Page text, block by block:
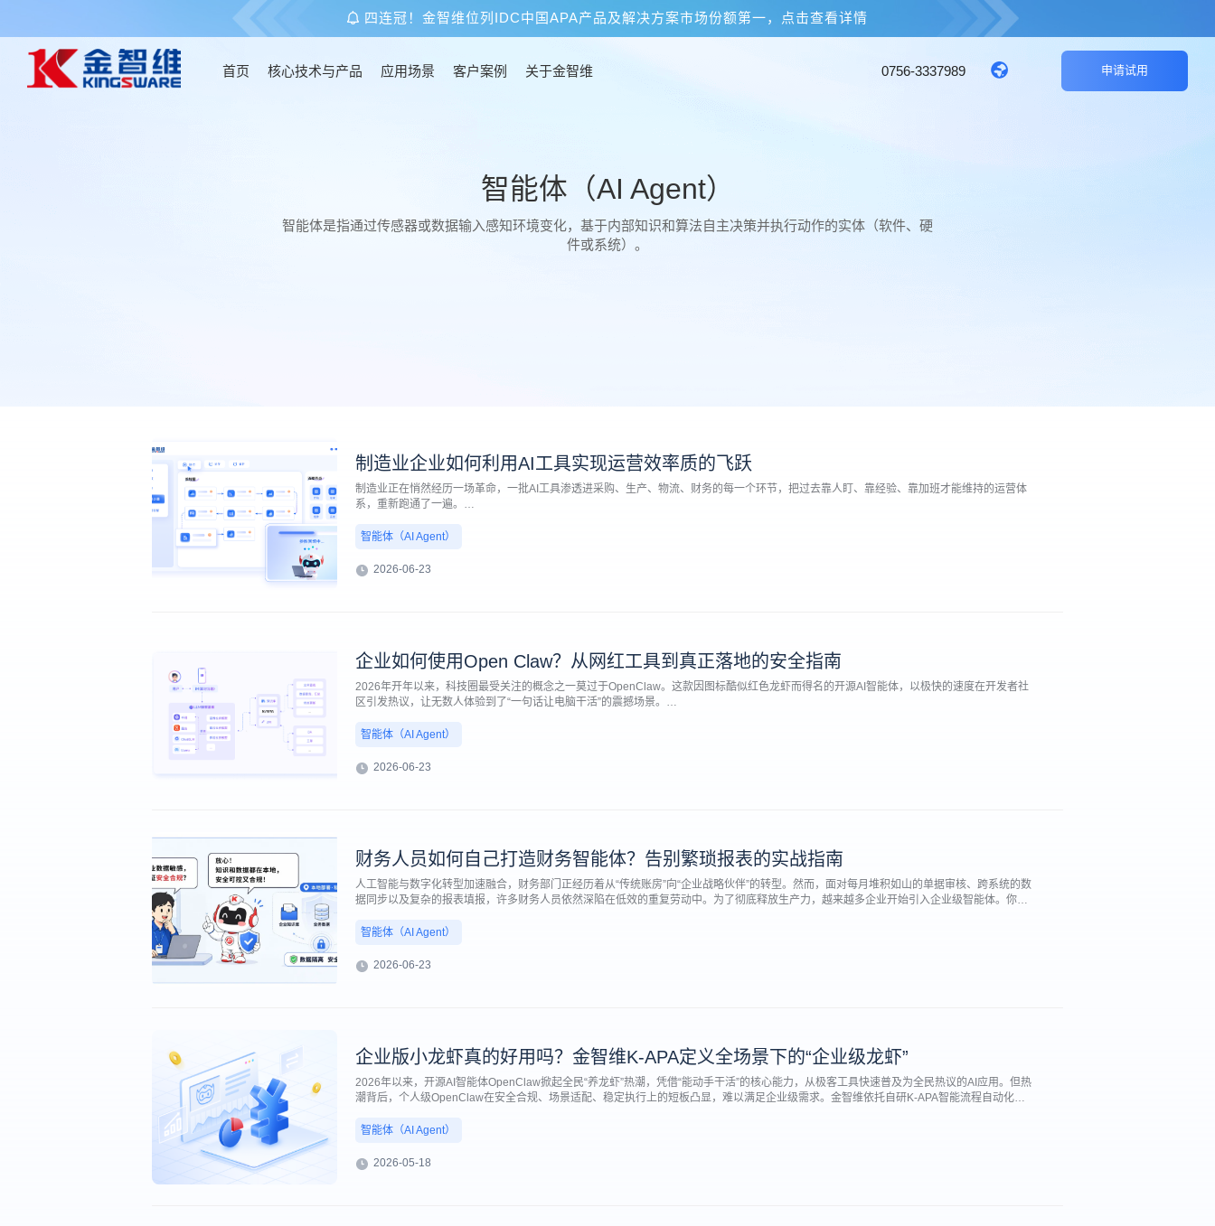
四连冠！金智维位列IDC中国APA产品及解决方案市场份额第一，点击查看详情
首页 核心技术与产品 应用场景 客户案例 关于金智维 0756-3337989 申请试用
智能体（AI Agent）
智能体是指通过传感器或数据输入感知环境变化，基于内部知识和算法自主决策并执行动作的实体（软件、硬
件或系统）。
制造业企业如何利用AI工具实现运营效率质的飞跃
制造业正在悄然经历一场革命，一批AI工具渗透进采购、生产、物流、财务的每一个环节，把过去靠人盯、靠经验、靠加班才能维持的运营体
系，重新跑通了一遍。
点，任何一个环节的迟滞，都会像多米诺骨牌一样向后传导。这也是为什么很多制造企业喊了多年"降本增效"，却始终难以突破，问题不在于
智能体（AI Agent）
2026-06-23
企业如何使用Open Claw？从网红工具到真正落地的安全指南
2026年开年以来，科技圈最受关注的概念之一莫过于OpenClaw。这款因图标酷似红色龙虾而得名的开源AI智能体，以极快的速度在开发者社
区引发热议，让无数人体验到了“一句话让电脑干活”的震撼场景。
工智能行业的领军企业，金智维始终致力于推动前沿技术的商业化落地。从极客手中的炫酷玩具到真正融入业务的AI数字员工，企业在使用前
智能体（AI Agent）
2026-06-23
财务人员如何自己打造财务智能体？告别繁琐报表的实战指南
人工智能与数字化转型加速融合，财务部门正经历着从“传统账房”向“企业战略伙伴”的转型。然而，面对每月堆积如山的单据审核、跨系统的数
据同步以及复杂的报表填报，许多财务人员依然深陷在低效的重复劳动中。为了彻底释放生产力，越来越多企业开始引入企业级智能体。你是
应手的财务智能体助手。
智能体（AI Agent）
2026-06-23
企业版小龙虾真的好用吗？金智维K-APA定义全场景下的“企业级龙虾”
2026年以来，开源AI智能体OpenClaw掀起全民“养龙虾”热潮，凭借“能动手干活”的核心能力，从极客工具快速普及为全民热议的AI应用。但热
潮背后，个人级OpenClaw在安全合规、场景适配、稳定执行上的短板凸显，难以满足企业级需求。金智维依托自研K-APA智能流程自动化平
力，重新定义“企业级龙虾”的核心价值，成为企业数字化转型的硬核伙伴。
智能体（AI Agent）
2026-05-18